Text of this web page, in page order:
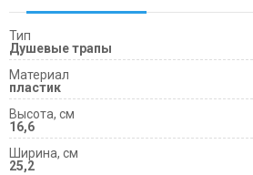
Тип
Душевые трапы
Материал
пластик
Высота, см
16,6
Ширина, см
25,2